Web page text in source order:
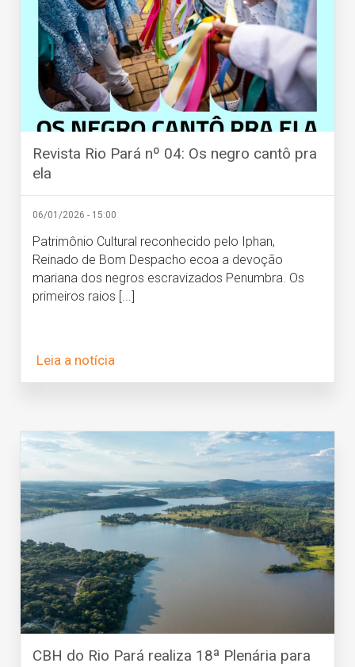
Revista Rio Pará nº 04: Os negro cantô pra
ela
06/01/2026 - 15:00
Patrimônio Cultural reconhecido pelo Iphan,
Reinado de Bom Despacho ecoa a devoção
mariana dos negros escravizados Penumbra. Os
primeiros raios [...]
Leia a notícia
CBH do Rio Pará realiza 18ª Plenária para